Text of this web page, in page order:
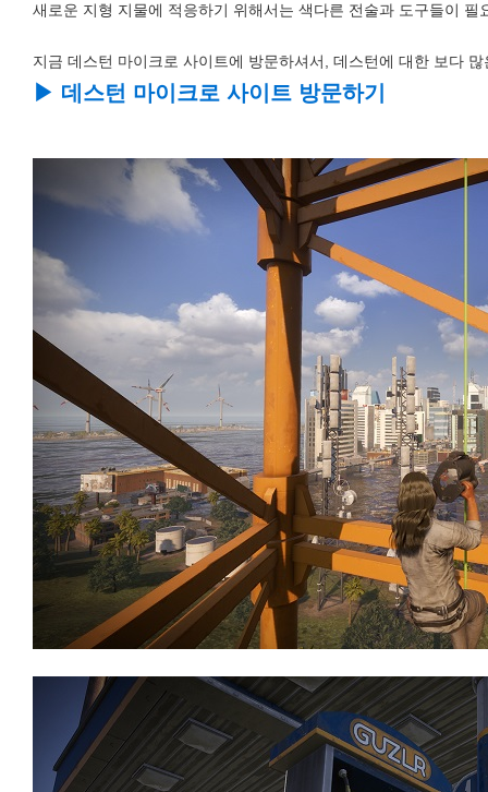
새로운 지형 지물에 적응하기 위해서는 색다른 전술과 도구들이 필
지금 데스턴 마이크로 사이트에 방문하셔서, 데스턴에 대한 보다
▶ 데스턴 마이크로 사이트 방문하기